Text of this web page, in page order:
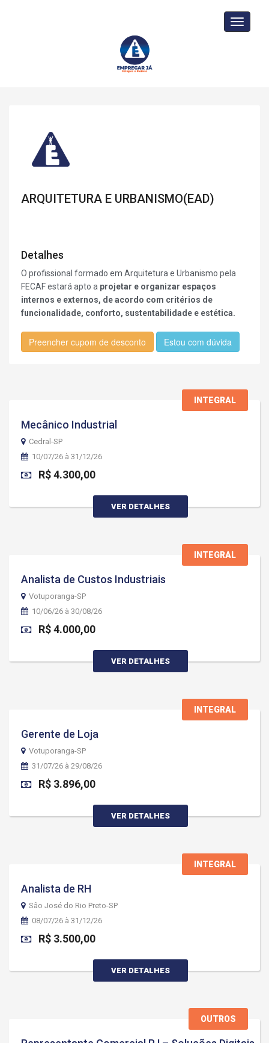
Toggle
ARQUITETURA E URBANISMO(EAD)
Detalhes
O profissional formado em Arquitetura e Urbanismo pela
FECAF estará apto a projetar e organizar espaços
internos e externos, de acordo com critérios de
funcionalidade, conforto, sustentabilidade e estética.
Preencher cupom de desconto Estou com dúvida
INTEGRAL
Mecânico Industrial
Cedral-SP
10/07/26 à 31/12/26
R$ 4.300,00
VER DETALHES
INTEGRAL
Analista de Custos Industriais
Votuporanga-SP
10/06/26 à 30/08/26
R$ 4.000,00
VER DETALHES
INTEGRAL
Gerente de Loja
Votuporanga-SP
31/07/26 à 29/08/26
R$ 3.896,00
VER DETALHES
INTEGRAL
Analista de RH
São José do Rio Preto-SP
08/07/26 à 31/12/26
R$ 3.500,00
VER DETALHES
OUTROS